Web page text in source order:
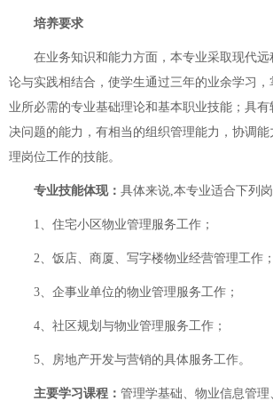
培养要求
在业务知识和能力方面，本专业采取现代
论与实践相结合，使学生通过三年的业余学习
业所必需的专业基础理论和基本职业技能；具
决问题的能力，有相当的组织管理能力，协调
理岗位工作的技能。
专业技能体现： 具体来说,本专业适合下
1、住宅小区物业管理服务工作；
2、饭店、商厦、写字楼物业经营管理工作；
3、企事业单位的物业管理服务工作；
4、社区规划与物业管理服务工作；
5、房地产开发与营销的具体服务工作。
主要学习课程： 管理学基础、物业信息管